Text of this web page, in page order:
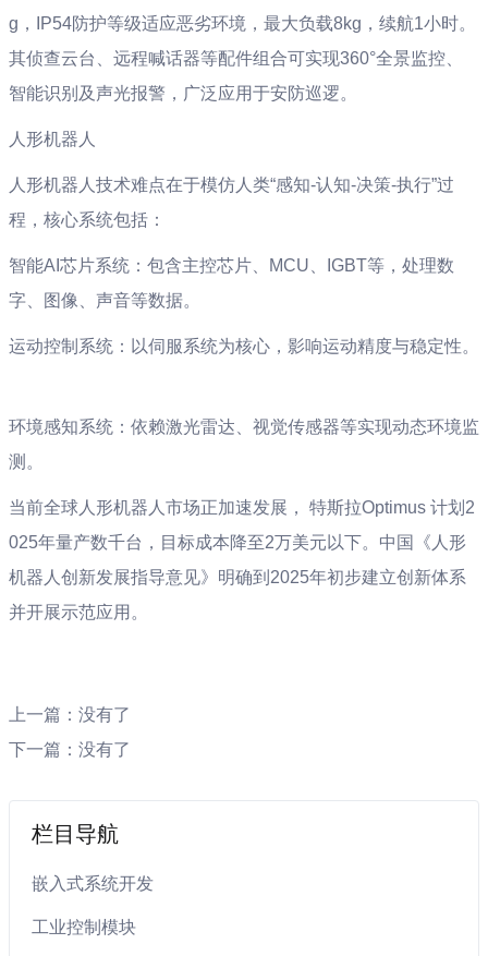
g，IP54防护等级适应恶劣环境，最大负载8kg，续航1小时。
其侦查云台、远程喊话器等配件组合可实现360°全景监控、
智能识别及声光报警，广泛应用于安防巡逻。 ‌
人形机器人
人形机器人技术难点在于模仿人类“感知-认知-决策-执行”过
程，核心系统包括：
‌智能AI芯片系统‌：包含主控芯片、MCU、IGBT等，处理数
字、图像、声音等数据。 ‌
‌运动控制系统‌：以伺服系统为核心，影响运动精度与稳定性。
‌环境感知系统‌：依赖激光雷达、视觉传感器等实现动态环境监
测。 ‌
当前全球人形机器人市场正加速发展， 特斯拉Optimus 计划2
025年量产数千台，目标成本降至2万美元以下。中国《人形
机器人创新发展指导意见》明确到2025年初步建立创新体系
并开展示范应用。 ‌
上一篇：没有了
下一篇：没有了
栏目导航
嵌入式系统开发
工业控制模块